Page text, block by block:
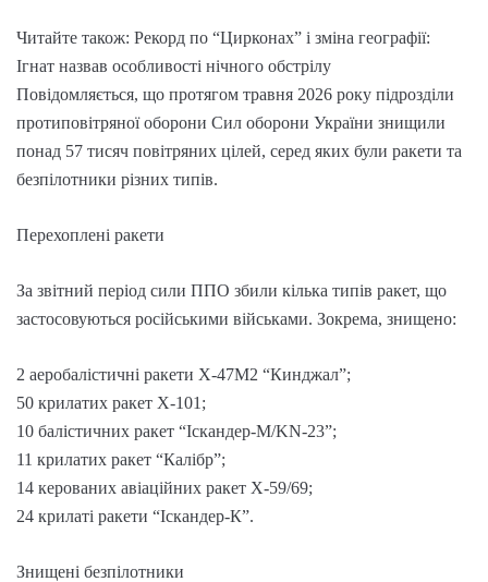
Читайте також: Рекорд по “Цирконах” і зміна географії:
Ігнат назвав особливості нічного обстрілу
Повідомляється, що протягом травня 2026 року підрозділи
протиповітряної оборони Сил оборони України знищили
понад 57 тисяч повітряних цілей, серед яких були ракети та
безпілотники різних типів.
Перехоплені ракети
За звітний період сили ППО збили кілька типів ракет, що
застосовуються російськими військами. Зокрема, знищено:
2 аеробалістичні ракети Х-47М2 “Кинджал”;
50 крилатих ракет Х-101;
10 балістичних ракет “Іскандер-М/KN-23”;
11 крилатих ракет “Калібр”;
14 керованих авіаційних ракет Х-59/69;
24 крилаті ракети “Іскандер-К”.
Знищені безпілотники